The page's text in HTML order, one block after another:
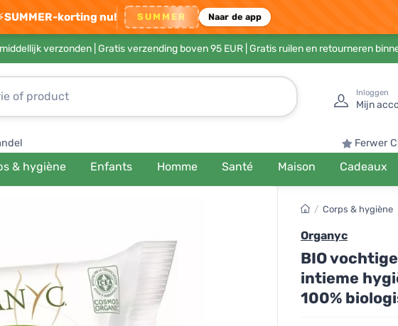
SUMMER-korting nu! SUMMER Naar de app
verzonden | Gratis verzending boven 95 EUR| Gratis ruilen en retourneren
Inloggen
Mijn
Ferwer
& hygiène Enfants Homme Santé Maison Cadeaux
/ Corps & hygiène
Organyc
BIO
intieme
100%